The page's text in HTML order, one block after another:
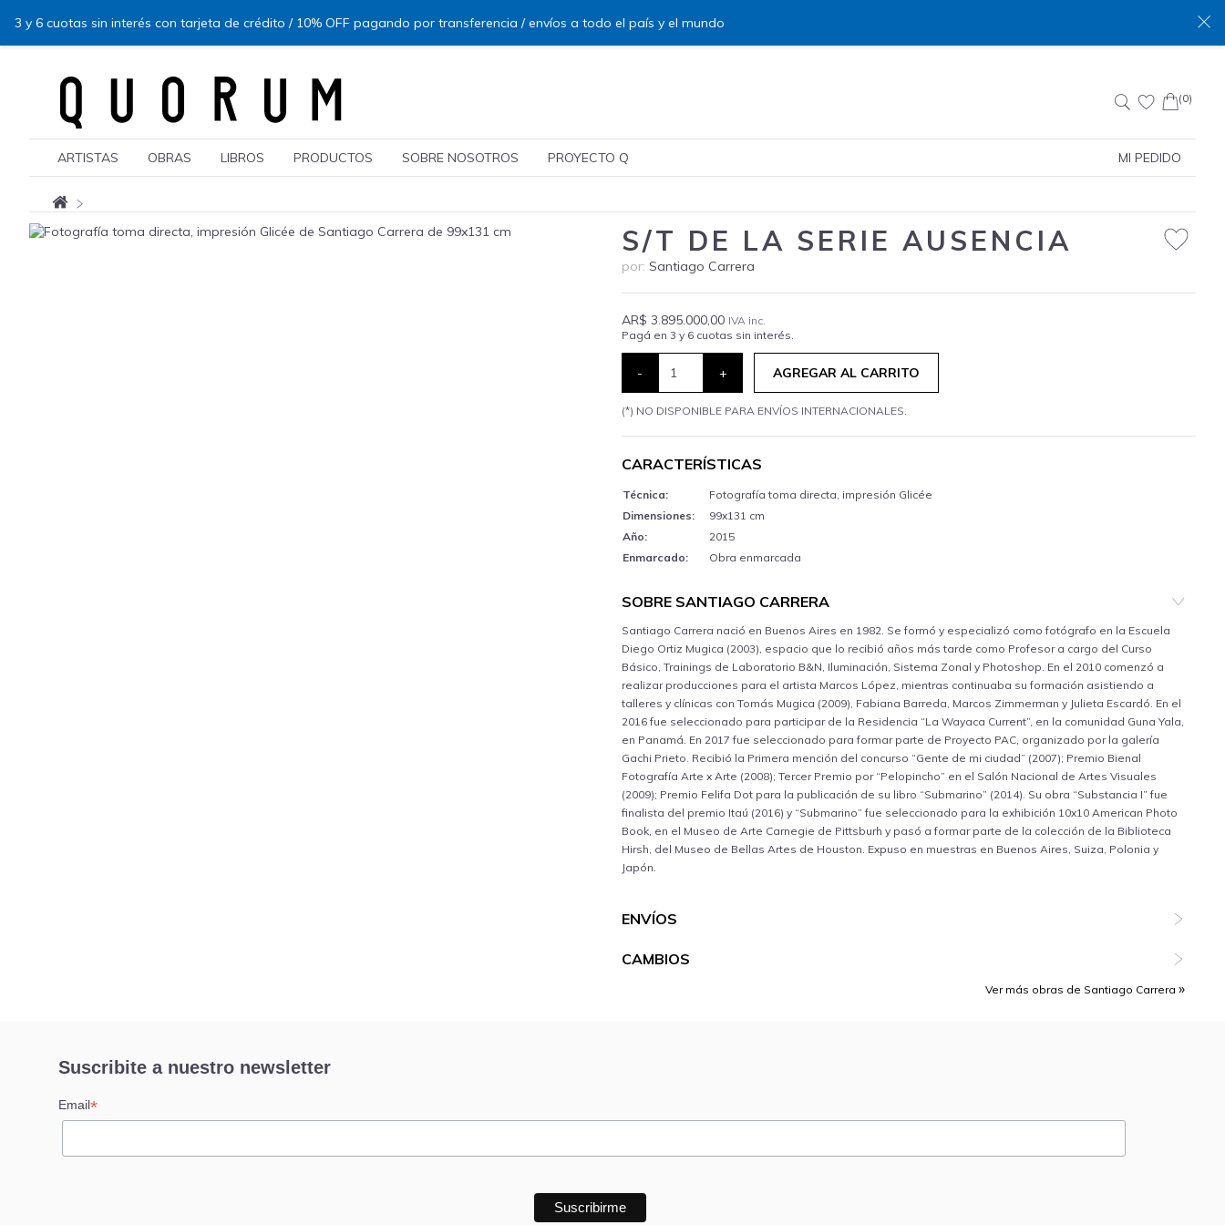
3 y 6 cuotas sin interés con tarjeta de crédito / 10% OFF pagando por transferencia / envíos a todo el país y el mundo
Buscar:
(0)
ARTISTAS OBRAS LIBROS PRODUCTOS SOBRE NOSOTROS PROYECTO Q MI PEDIDO
S/T DE LA SERIE AUSENCIA
por: Santiago Carrera
AR$ 3.895.000,00 IVA inc.
Pagá en 3 y 6 cuotas sin interés.
- + AGREGAR AL CARRITO
(*) NO DISPONIBLE PARA ENVÍOS INTERNACIONALES.
CARACTERÍSTICAS
Técnica:
Fotografía toma directa, impresión Glicée
Dimensiones:
99x131 cm
Año:
2015
Enmarcado:
Obra enmarcada
SOBRE SANTIAGO CARRERA
Santiago Carrera nació en Buenos Aires en 1982. Se formó y especializó como fotógrafo en la Escuela
Diego Ortiz Mugica (2003), espacio que lo recibió años más tarde como Profesor a cargo del Curso
Básico, Trainings de Laboratorio B&N, Iluminación, Sistema Zonal y Photoshop. En el 2010 comenzó a
realizar producciones para el artista Marcos López, mientras continuaba su formación asistiendo a
talleres y clínicas con Tomás Mugica (2009), Fabiana Barreda, Marcos Zimmerman y Julieta Escardó. En el
2016 fue seleccionado para participar de la Residencia “La Wayaca Current”, en la comunidad Guna Yala,
en Panamá. En 2017 fue seleccionado para formar parte de Proyecto PAC, organizado por la galería
Gachi Prieto. Recibió la Primera mención del concurso “Gente de mi ciudad” (2007); Premio Bienal
Fotografía Arte x Arte (2008); Tercer Premio por “Pelopincho” en el Salón Nacional de Artes Visuales
(2009); Premio Felifa Dot para la publicación de su libro “Submarino” (2014). Su obra “Substancia I” fue
finalista del premio Itaú (2016) y “Submarino” fue seleccionado para la exhibición 10x10 American Photo
Book, en el Museo de Arte Carnegie de Pittsburh y pasó a formar parte de la colección de la Biblioteca
Hirsh, del Museo de Bellas Artes de Houston. Expuso en muestras en Buenos Aires, Suiza, Polonia y
Japón.
ENVÍOS
CAMBIOS
Ver más obras de Santiago Carrera
Suscribite a nuestro newsletter
Email*